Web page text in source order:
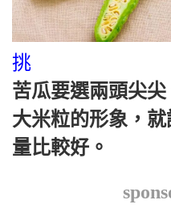
挑
苦瓜要選兩頭尖
大米粒的形象，
量比較好。